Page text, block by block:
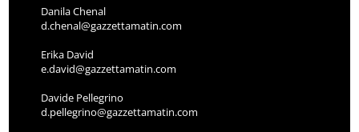
Danila Chenal
d.chenal@gazzettamatin.com
Erika David
e.david@gazzettamatin.com
Davide Pellegrino
d.pellegrino@gazzettamatin.com